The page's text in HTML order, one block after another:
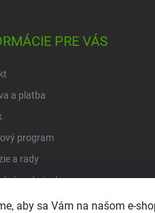
aby sa Vám na našom e-
PRE VÁS
a platba
program
a rady
podmienky
ochrany osobných údajov